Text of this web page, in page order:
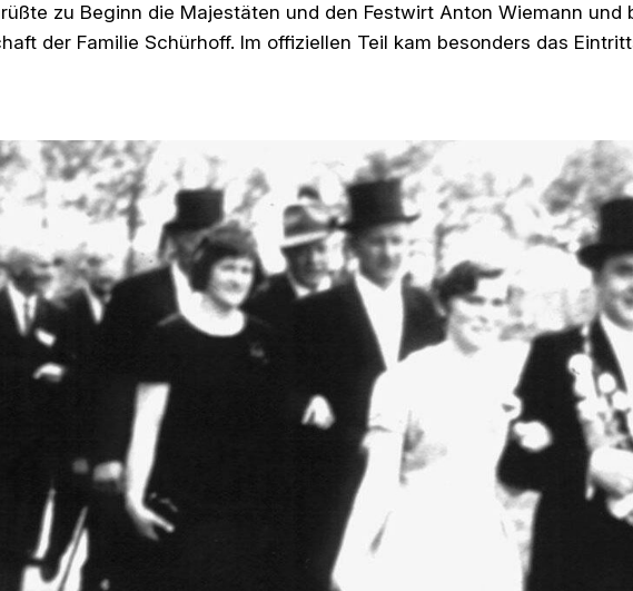
zu Beginn die Majestäten und den Festwirt Anton Wiemann und
der Familie Schürhoff. Im offiziellen Teil kam besonders das